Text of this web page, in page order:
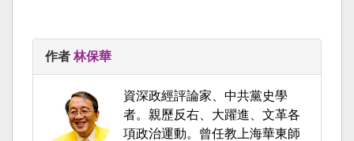
作者 林保華
資深政經評論家、中共黨史學
者。親歷反右、大躍進、文革各
項政治運動。曾任教上海華東師